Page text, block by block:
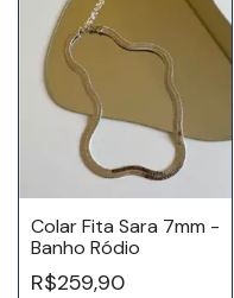
Colar Fita Sara 7mm -
Banho Ródio
R$259,90